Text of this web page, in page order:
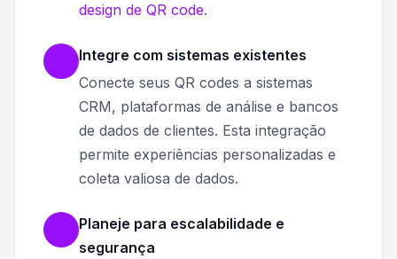
design de QR code.
Integre com sistemas existentes
Conecte seus QR codes a sistemas
CRM, plataformas de análise e bancos
de dados de clientes. Esta integração
permite experiências personalizadas e
coleta valiosa de dados.
Planeje para escalabilidade e
segurança